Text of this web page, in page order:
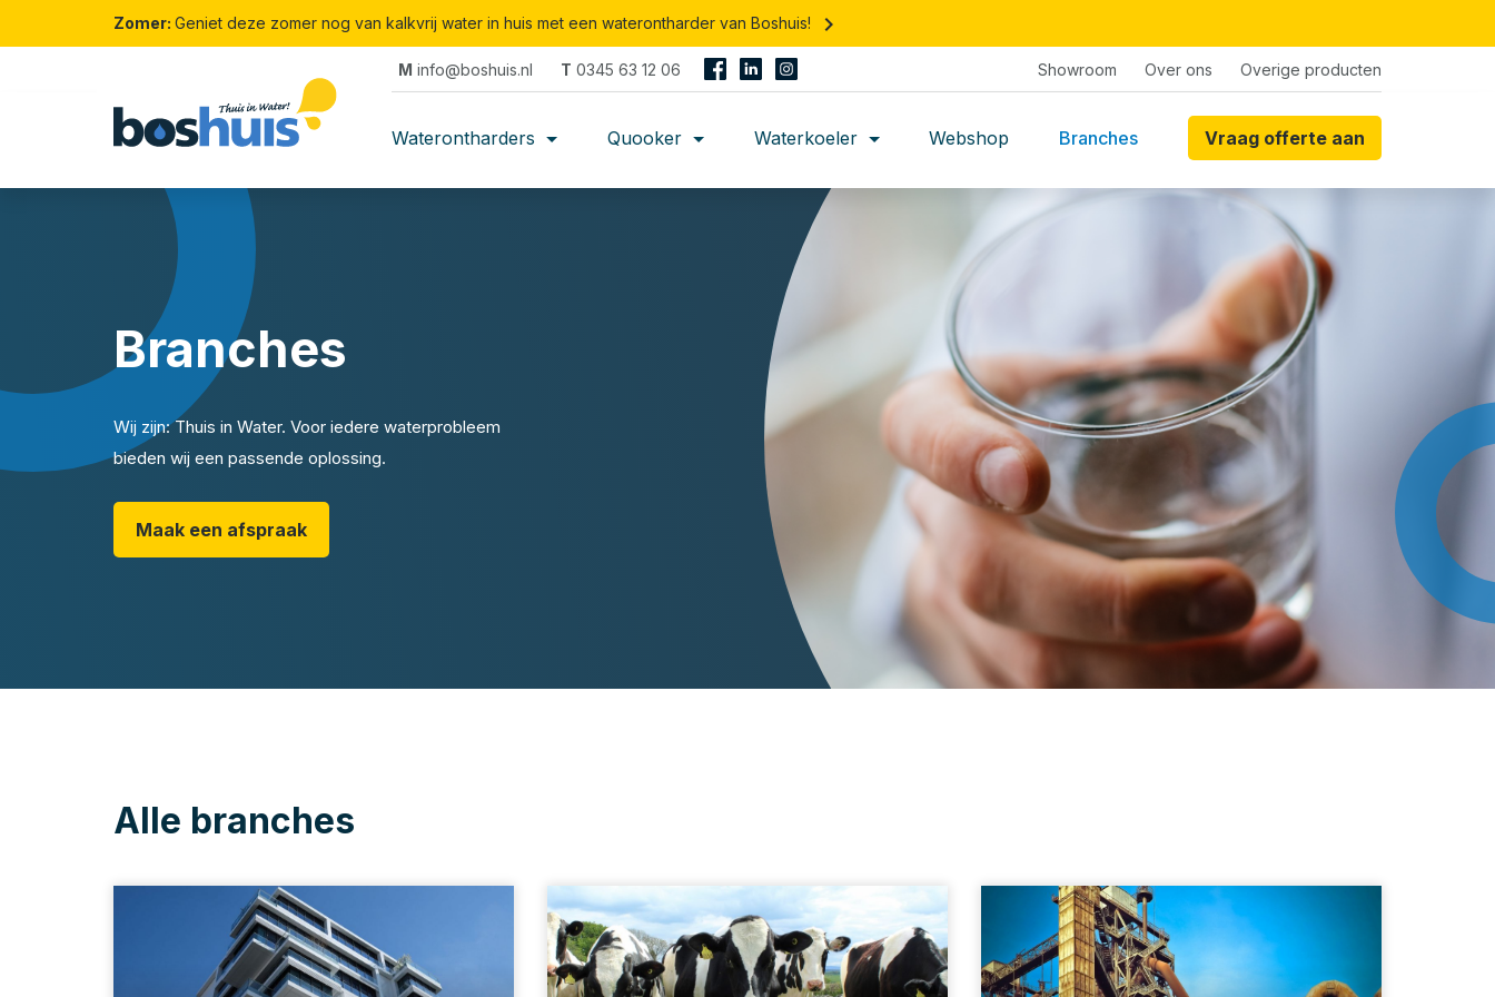
Zomer: Geniet deze zomer nog van kalkvrij water in huis met een waterontharder van Boshuis! keyboard_arrow_right
M info@boshuis.nl T 0345 63 12 06 Showroom Over ons Overige producten
Waterontharders Quooker Waterkoeler Webshop Branches Vraag offerte aan
Branches
Wij zijn: Thuis in Water. Voor iedere waterprobleem
bieden wij een passende oplossing.
Maak een afspraak
Alle branches